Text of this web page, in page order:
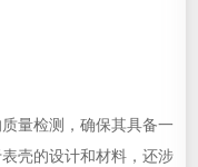
量检测，确保其具备一
壳的设计和材料，还涉